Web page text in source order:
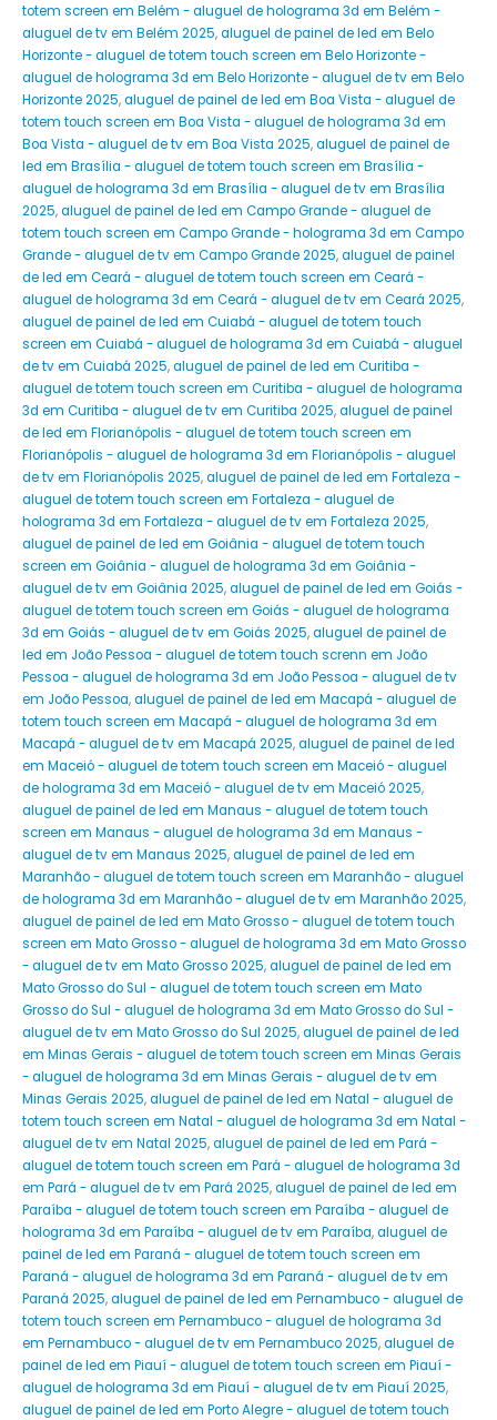
totem screen em Belém - aluguel de holograma 3d em Belém -
aluguel de tv em Belém 2025,aluguel de painel de led em Belo
Horizonte - aluguel de totem touch screen em Belo Horizonte -
aluguel de holograma 3d em Belo Horizonte - aluguel de tv em Belo
Horizonte 2025,aluguel de painel de led em Boa Vista - aluguel de
totem touch screen em Boa Vista - aluguel de holograma 3d em
Boa Vista - aluguel de tv em Boa Vista 2025,aluguel de painel de
led em Brasília - aluguel de totem touch screen em Brasília -
aluguel de holograma 3d em Brasília - aluguel de tv em Brasília
2025,aluguel de painel de led em Campo Grande - aluguel de
totem touch screen em Campo Grande - holograma 3d em Campo
Grande - aluguel de tv em Campo Grande 2025,aluguel de painel
de led em Ceará - aluguel de totem touch screen em Ceará -
aluguel de holograma 3d em Ceará - aluguel de tv em Ceará 2025,
aluguel de painel de led em Cuiabá - aluguel de totem touch
screen em Cuiabá - aluguel de holograma 3d em Cuiabá - aluguel
de tv em Cuiabá 2025,aluguel de painel de led em Curitiba -
aluguel de totem touch screen em Curitiba - aluguel de holograma
3d em Curitiba - aluguel de tv em Curitiba 2025,aluguel de painel
de led em Florianópolis - aluguel de totem touch screen em
Florianópolis - aluguel de holograma 3d em Florianópolis - aluguel
de tv em Florianópolis 2025,aluguel de painel de led em Fortaleza -
aluguel de totem touch screen em Fortaleza - aluguel de
holograma 3d em Fortaleza - aluguel de tv em Fortaleza 2025,
aluguel de painel de led em Goiânia - aluguel de totem touch
screen em Goiânia - aluguel de holograma 3d em Goiânia -
aluguel de tv em Goiânia 2025,aluguel de painel de led em Goiás -
aluguel de totem touch screen em Goiás - aluguel de holograma
3d em Goiás - aluguel de tv em Goiás 2025,aluguel de painel de
led em João Pessoa - aluguel de totem touch screnn em João
Pessoa - aluguel de holograma 3d em João Pessoa - aluguel de tv
em João Pessoa,aluguel de painel de led em Macapá - aluguel de
totem touch screen em Macapá - aluguel de holograma 3d em
Macapá - aluguel de tv em Macapá 2025,aluguel de painel de led
em Maceió - aluguel de totem touch screen em Maceió - aluguel
de holograma 3d em Maceió - aluguel de tv em Maceió 2025,
aluguel de painel de led em Manaus - aluguel de totem touch
screen em Manaus - aluguel de holograma 3d em Manaus -
aluguel de tv em Manaus 2025,aluguel de painel de led em
Maranhão - aluguel de totem touch screen em Maranhão - aluguel
de holograma 3d em Maranhão - aluguel de tv em Maranhão 2025,
aluguel de painel de led em Mato Grosso - aluguel de totem touch
screen em Mato Grosso - aluguel de holograma 3d em Mato Grosso
- aluguel de tv em Mato Grosso 2025,aluguel de painel de led em
Mato Grosso do Sul - aluguel de totem touch screen em Mato
Grosso do Sul - aluguel de holograma 3d em Mato Grosso do Sul -
aluguel de tv em Mato Grosso do Sul 2025,aluguel de painel de led
em Minas Gerais - aluguel de totem touch screen em Minas Gerais
- aluguel de holograma 3d em Minas Gerais - aluguel de tv em
Minas Gerais 2025,aluguel de painel de led em Natal - aluguel de
totem touch screen em Natal - aluguel de holograma 3d em Natal -
aluguel de tv em Natal 2025,aluguel de painel de led em Pará -
aluguel de totem touch screen em Pará - aluguel de holograma 3d
em Pará - aluguel de tv em Pará 2025,aluguel de painel de led em
Paraíba - aluguel de totem touch screen em Paraíba - aluguel de
holograma 3d em Paraíba - aluguel de tv em Paraíba,aluguel de
painel de led em Paraná - aluguel de totem touch screen em
Paraná - aluguel de holograma 3d em Paraná - aluguel de tv em
Paraná 2025,aluguel de painel de led em Pernambuco - aluguel de
totem touch screen em Pernambuco - aluguel de holograma 3d
em Pernambuco - aluguel de tv em Pernambuco 2025,aluguel de
painel de led em Piauí - aluguel de totem touch screen em Piauí -
aluguel de holograma 3d em Piauí - aluguel de tv em Piauí 2025,
aluguel de painel de led em Porto Alegre - aluguel de totem touch